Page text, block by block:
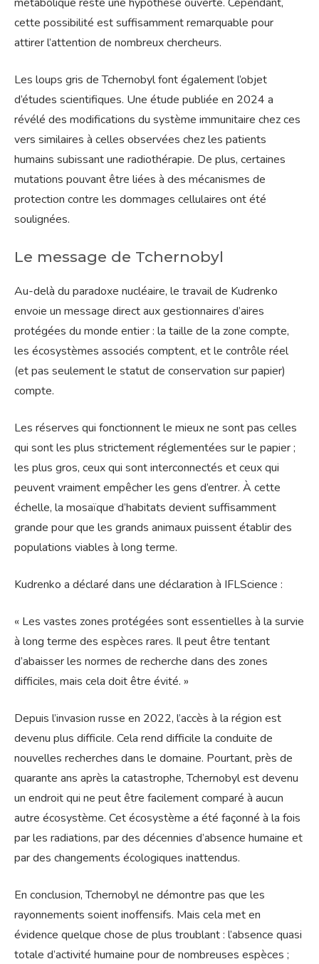
métabolique reste une hypothèse ouverte. Cependant,
cette possibilité est suffisamment remarquable pour
attirer l’attention de nombreux chercheurs.
Les loups gris de Tchernobyl font également l’objet
d’études scientifiques. Une étude publiée en 2024 a
révélé des modifications du système immunitaire chez ces
vers similaires à celles observées chez les patients
humains subissant une radiothérapie. De plus, certaines
mutations pouvant être liées à des mécanismes de
protection contre les dommages cellulaires ont été
soulignées.
Le message de Tchernobyl
Au-delà du paradoxe nucléaire, le travail de Kudrenko
envoie un message direct aux gestionnaires d’aires
protégées du monde entier : la taille de la zone compte,
les écosystèmes associés comptent, et le contrôle réel
(et pas seulement le statut de conservation sur papier)
compte.
Les réserves qui fonctionnent le mieux ne sont pas celles
qui sont les plus strictement réglementées sur le papier ;
les plus gros, ceux qui sont interconnectés et ceux qui
peuvent vraiment empêcher les gens d’entrer. À cette
échelle, la mosaïque d’habitats devient suffisamment
grande pour que les grands animaux puissent établir des
populations viables à long terme.
Kudrenko a déclaré dans une déclaration à IFLScience :
« Les vastes zones protégées sont essentielles à la survie
à long terme des espèces rares. Il peut être tentant
d’abaisser les normes de recherche dans des zones
difficiles, mais cela doit être évité. »
Depuis l’invasion russe en 2022, l’accès à la région est
devenu plus difficile. Cela rend difficile la conduite de
nouvelles recherches dans le domaine. Pourtant, près de
quarante ans après la catastrophe, Tchernobyl est devenu
un endroit qui ne peut être facilement comparé à aucun
autre écosystème. Cet écosystème a été façonné à la fois
par les radiations, par des décennies d’absence humaine et
par des changements écologiques inattendus.
En conclusion, Tchernobyl ne démontre pas que les
rayonnements soient inoffensifs. Mais cela met en
évidence quelque chose de plus troublant : l’absence quasi
totale d’activité humaine pour de nombreuses espèces ;